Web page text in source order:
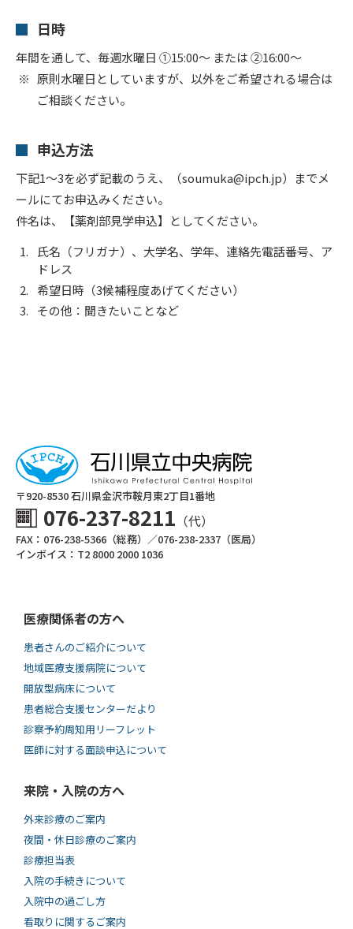
日時
年間を通して、毎週水曜日 ①15:00～ または ②16:00～
原則水曜日としていますが、以外をご希望される場合は
ご相談ください。
申込方法
下記1～3を必ず記載のうえ、（soumuka@ipch.jp）までメ
ールにてお申込みください。
件名は、【薬剤部見学申込】としてください。
氏名（フリガナ）、大学名、学年、連絡先電話番号、ア
ドレス
希望日時（3候補程度あげてください）
その他：聞きたいことなど
〒920-8530 ⽯川県⾦沢市鞍⽉東2丁⽬1番地
076-237-8211 （代）
FAX：076-238-5366（総務）／076-238-2337（医局）
インボイス：T2 8000 2000 1036
医療関係者の方へ
患者さんのご紹介について
地域医療支援病院について
開放型病床について
患者総合支援センターだより
診察予約周知用リーフレット
医師に対する面談申込について
来院・入院の方へ
外来診療のご案内
夜間・休日診療のご案内
診療担当表
入院の手続きについて
入院中の過ごし方
看取りに関するご案内